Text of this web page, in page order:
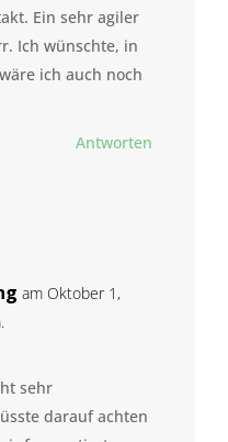
Ein sehr agiler
Ich wünschte, in
ich auch noch
Antworten
am Oktober 1,
sehr
darauf achten